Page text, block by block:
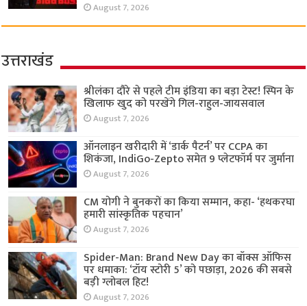
August 7, 2026
उत्तराखंड
श्रीलंका दौरे से पहले टीम इंडिया का बड़ा टेस्ट! स्पिन के
खिलाफ खुद को परखेंगे गिल-राहुल-जायसवाल
August 7, 2026
ऑनलाइन खरीदारी में ‘डार्क पैटर्न’ पर CCPA का
शिकंजा, IndiGo-Zepto समेत 9 प्लेटफॉर्म पर जुर्माना
August 7, 2026
CM योगी ने बुनकरों का किया सम्मान, कहा- ‘हथकरघा
हमारी सांस्कृतिक पहचान’
August 7, 2026
Spider-Man: Brand New Day का बॉक्स ऑफिस
पर धमाका: ‘टॉय स्टोरी 5’ को पछाड़ा, 2026 की सबसे
बड़ी ग्लोबल हिट!
August 7, 2026